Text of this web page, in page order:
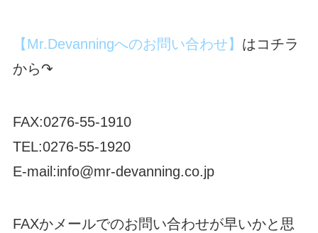
【Mr.Devanningへのお問い合わせ】 はコチラ
から↷
FAX:0276-55-1910
TEL:0276-55-1920
E-mail:info@mr-devanning.co.jp
FAXかメールでのお問い合わせが早いかと思